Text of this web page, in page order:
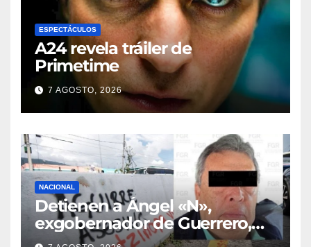
ESPECTÁCULOS
A24 revela tráiler de
Primetime
7 AGOSTO, 2026
NACIONAL
Detienen a Ángel «N»,
exgobernador de Guerrero,
por el caso Ayotzinapa